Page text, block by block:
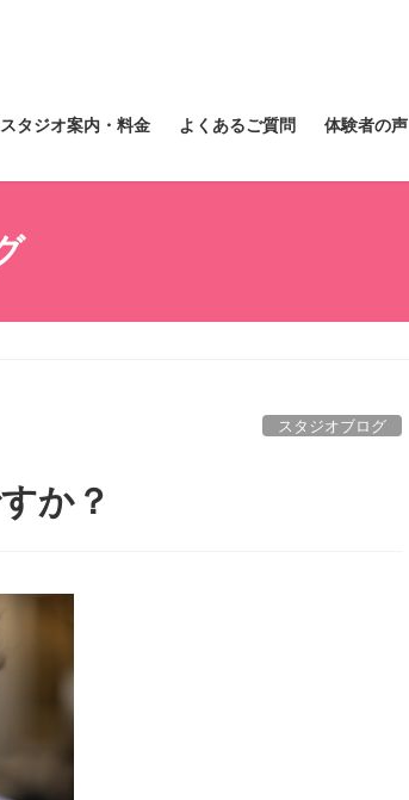
スタジオ案内・料金 よくあるご質問 体験者の声
スタジオブログ
か？